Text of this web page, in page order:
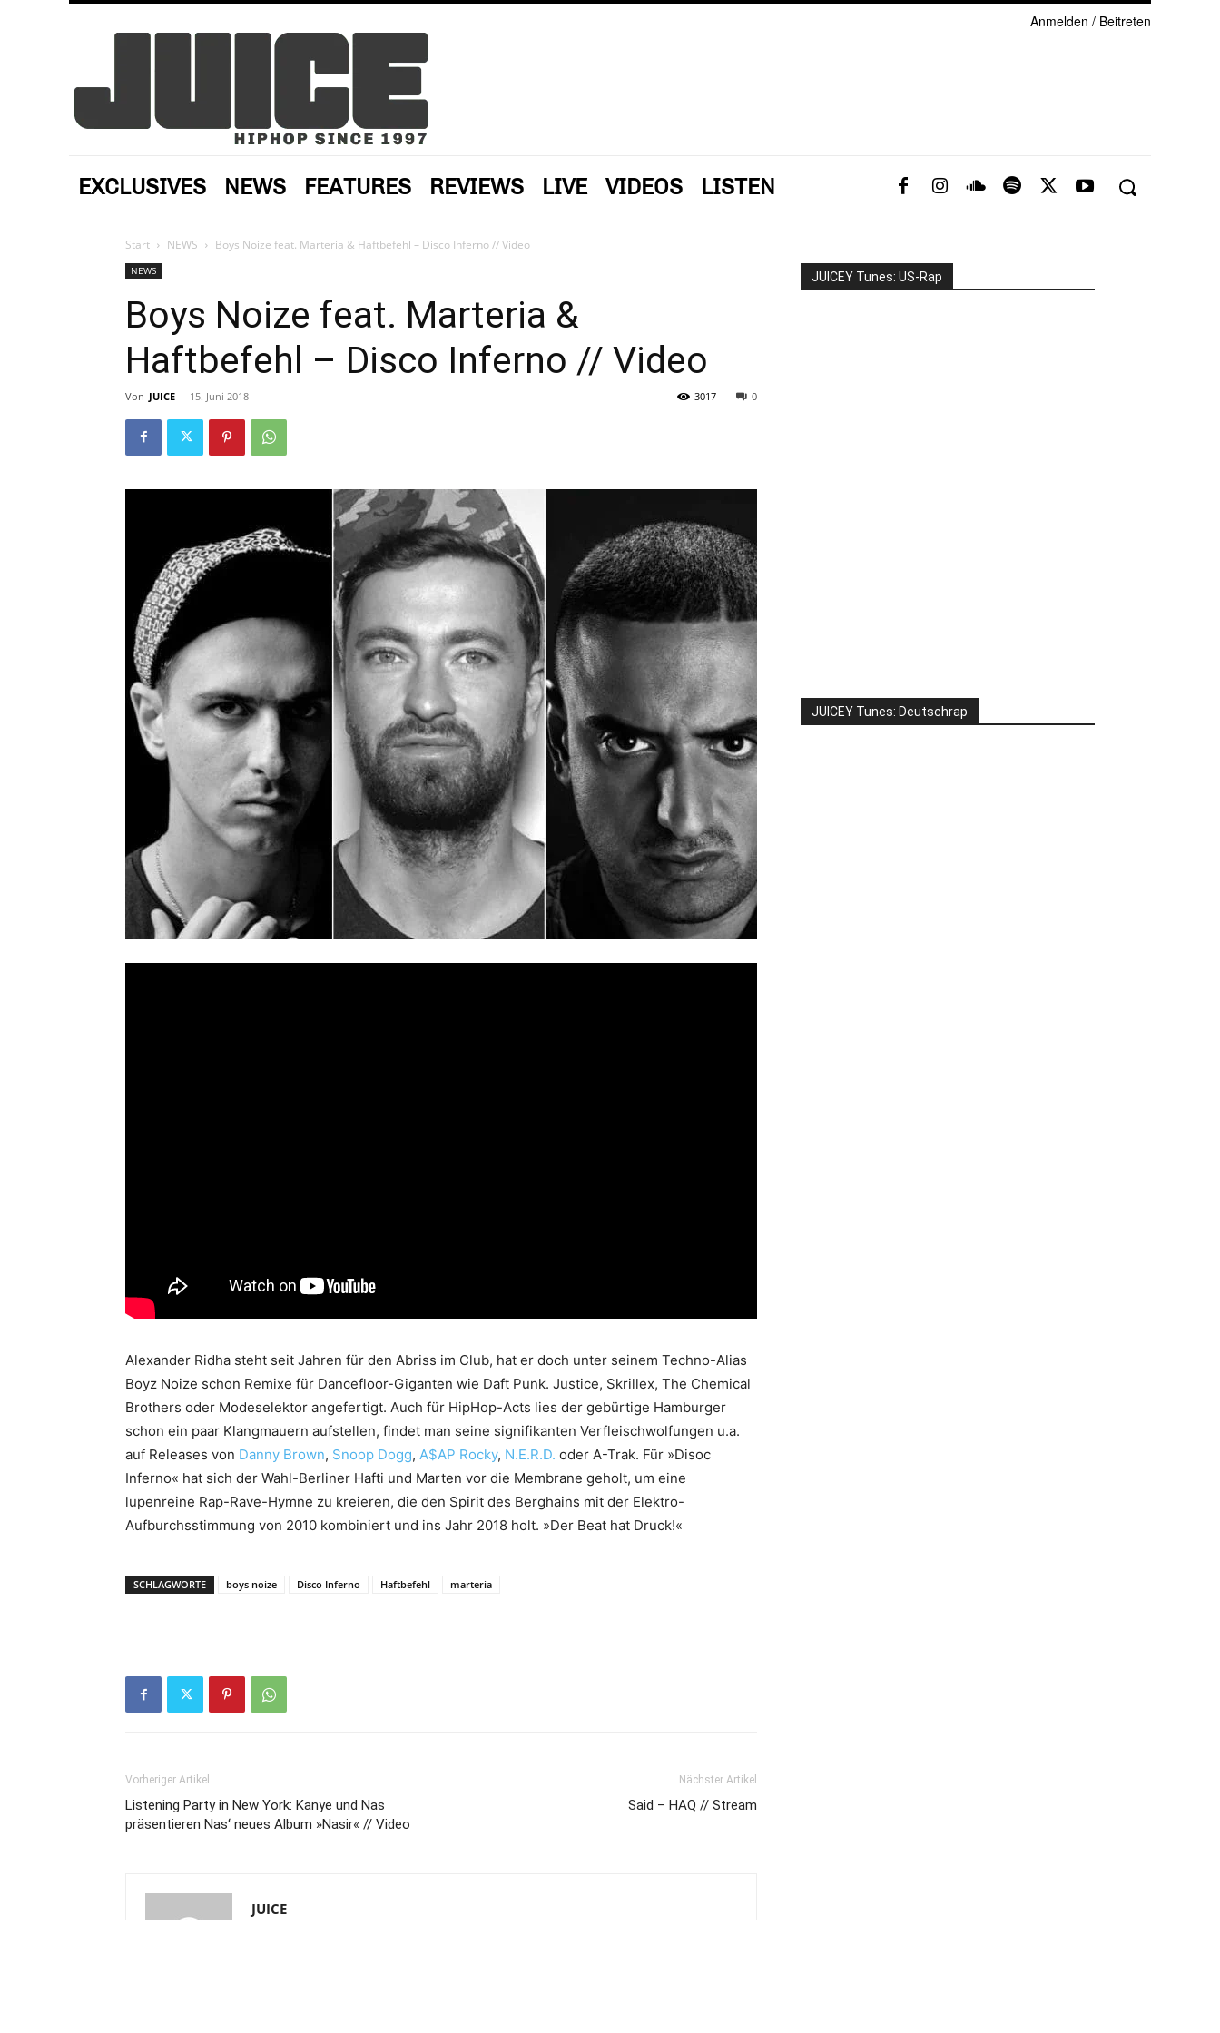
Anmelden / Beitreten
EXCLUSIVES NEWS FEATURES REVIEWS LIVE VIDEOS LISTEN
Start NEWS Boys Noize feat. Marteria & Haftbefehl – Disco Inferno // Video
NEWS
Boys Noize feat. Marteria &
Haftbefehl – Disco Inferno // Video
Von JUICE - 15. Juni 2018 0
3017
Alexander Ridha steht seit Jahren für den Abriss im Club, hat er doch unter seinem Techno-Alias
Boyz Noize schon Remixe für Dancefloor-Giganten wie Daft Punk. Justice, Skrillex, The Chemical
Brothers oder Modeselektor angefertigt. Auch für HipHop-Acts lies der gebürtige Hamburger
schon ein paar Klangmauern aufstellen, findet man seine signifikanten Verfleischwolfungen u.a.
auf Releases von Danny Brown, Snoop Dogg, A$AP Rocky, N.E.R.D. oder A-Trak. Für »Disoc
Inferno« hat sich der Wahl-Berliner Hafti und Marten vor die Membrane geholt, um eine
lupenreine Rap-Rave-Hymne zu kreieren, die den Spirit des Berghains mit der Elektro-
Aufburchsstimmung von 2010 kombiniert und ins Jahr 2018 holt. »Der Beat hat Druck!«
SCHLAGWORTE boys noize Disco Inferno Haftbefehl marteria
Vorheriger Artikel
Listening Party in New York: Kanye und Nas
präsentieren Nas‘ neues Album »Nasir« // Video
Nächster Artikel
Said – HAQ // Stream
JUICE
JUICEY Tunes: US-Rap
JUICEY Tunes: Deutschrap